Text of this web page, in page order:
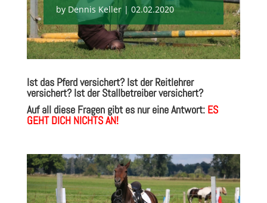
by Dennis Keller|02.02.2020
Ist das Pferd versichert? Ist der Reitlehrer
versichert? Ist der Stallbetreiber versichert?
Auf all diese Fragen gibt es nur eine Antwort: ES
GEHT DICH NICHTS AN!